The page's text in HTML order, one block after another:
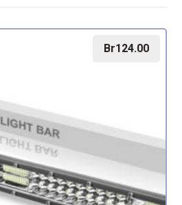
Br124.00